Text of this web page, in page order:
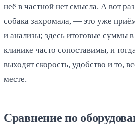
неё в частной нет смысла. А вот
собака захромала, — это уже
и анализы; здесь итоговые суммы
клинике часто сопоставимы, и
выходят скорость, удобство и то,
месте.
Сравнение по